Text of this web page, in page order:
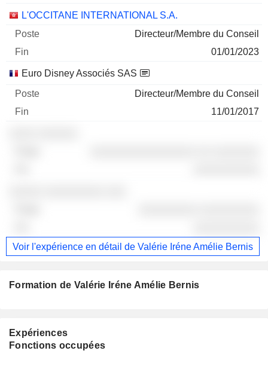
L'OCCITANE INTERNATIONAL S.A.
Directeur/Membre du Conseil
01/01/2023
Euro Disney Associés SAS
Directeur/Membre du Conseil
11/01/2017
Voir l'expérience en détail de Valérie Iréne Amélie Bernis
Formation de Valérie Iréne Amélie Bernis
Expériences
Fonctions occupées